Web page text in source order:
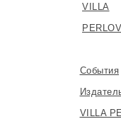
VILLA
PERLOV
События
VILLA